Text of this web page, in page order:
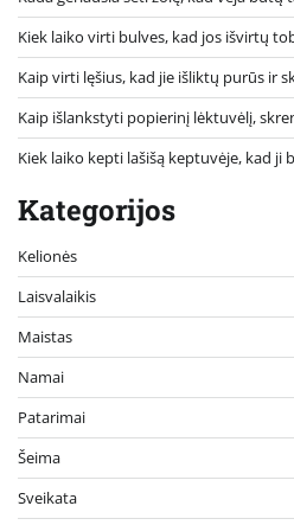
Kiek laiko virti bulves, kad jos išvirtų
Kaip virti lęšius, kad jie išliktų purūs ir
Kaip išlankstyti popierinį lėktuvėlį,
Kiek laiko kepti lašišą keptuvėje, kad ji
Kategorijos
Kelionės
Laisvalaikis
Maistas
Namai
Patarimai
Šeima
Sveikata